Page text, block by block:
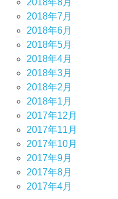
2018年8月
2018年7月
2018年6月
2018年5月
2018年4月
2018年3月
2018年2月
2018年1月
2017年12月
2017年11月
2017年10月
2017年9月
2017年8月
2017年4月